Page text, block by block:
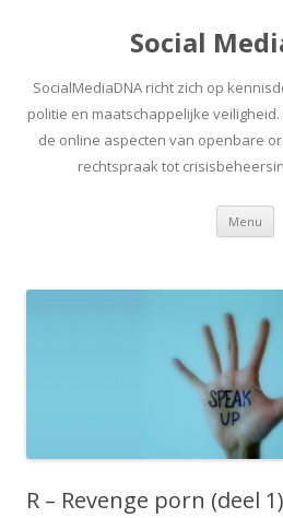
Social
SocialMediaDNA richt zich op
politie en maatschappelijke
de online aspecten van openbare
rechtspraak tot
Menu
R – Revenge porn (deel 1)